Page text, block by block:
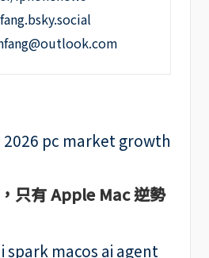
只有 Apple Mac 逆勢